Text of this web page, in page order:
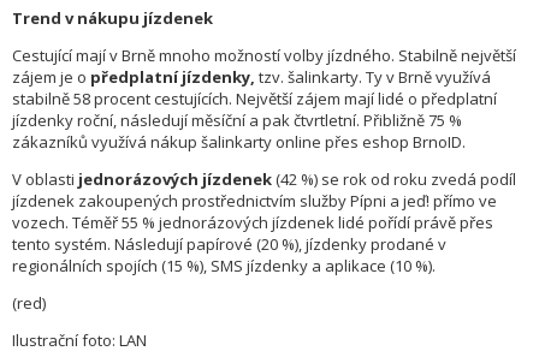
Trend v nákupu jízdenek
Cestující mají v Brně mnoho možností volby jízdného. Stabilně největší
zájem je o předplatní jízdenky, tzv. šalinkarty. Ty v Brně využívá
stabilně 58 procent cestujících. Největší zájem mají lidé o předplatní
jízdenky roční, následují měsíční a pak čtvrtletní. Přibližně 75 %
zákazníků využívá nákup šalinkarty online přes eshop BrnoID.
V oblasti jednorázových jízdenek(42 %) se rok od roku zvedá podíl
jízdenek zakoupených prostřednictvím služby Pípni a jeď! přímo ve
vozech. Téměř 55 % jednorázových jízdenek lidé pořídí právě přes
tento systém. Následují papírové (20 %), jízdenky prodané v
regionálních spojích (15 %), SMS jízdenky a aplikace (10 %).
(red)
Ilustrační foto: LAN